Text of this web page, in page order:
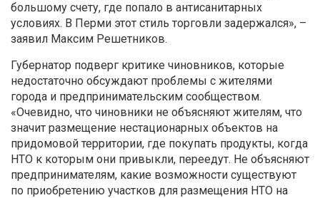
большому счету, где попало в антисанитарных
условиях. В Перми этот стиль торговли задержался», –
заявил Максим Решетников.
Губернатор подверг критике чиновников, которые
недостаточно обсуждают проблемы с жителями
города и предпринимательским сообществом.
«Очевидно, что чиновники не объясняют жителям, что
значит размещение нестационарных объектов на
придомовой территории, где покупать продукты, когда
НТО к которым они привыкли, переедут. Не объясняют
предпринимателям, какие возможности существуют
по приобретению участков для размещения НТО на